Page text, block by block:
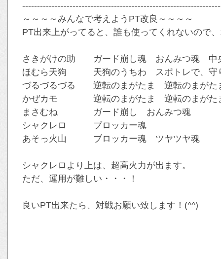
～～～～みんなで考えようPT改良～～～～
PT出来上がってると、誰も使ってくれないので
さきがけの助 ガード崩し魂 おんみつ魂 中
ほむら天狗 天狗のうちわ スポトレで、守
づるづるづる 逆転のまがたま 逆転のまがた
かぜカモ 逆転のまがたま 逆転のまがた
まさむね ガード崩し おんみつ魂
シャクレロ ブロッカー魂
あそっ火山 ブロッカー魂 ツヤツヤ魂
シャクレロより上は、超高火力が出ます。
ただ、運用が難しい・・・！
良いPT出来たら、対戦お願い致します！(^^)